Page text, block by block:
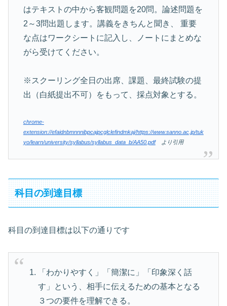
はテキストの中から客観問題を20問。論述問題を
2～3問出題します。講義をきちんと聞き、 重要
な点はワークシートに記入し、ノートにまとめな
がら受けてください。
※スクーリング全日の出席、課題、最終試験の提
出（白紙提出不可）をもって、採点対象とする。
chrome-
extension://efaidnbmnnnibpcajpcglclefindmkaj/https://www.sanno.ac.jp/tuk
yo/learn/university/syllabus/syllabus_data_b/AA50.pdfより引用
科目の到達目標
科目の到達目標は以下の通りです
「わかりやすく」「簡潔に」「印象深く話
す」という、相手に伝えるための基本となる
３つの要件を理解できる。